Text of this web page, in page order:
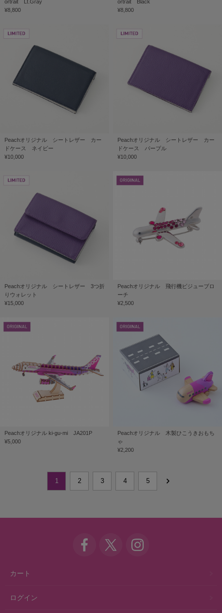
ortrait Lt.Gray
¥8,800
ortrait Black
¥8,800
Peachオリジナル シートレザー カー
ドケース ネイビー
¥10,000
Peachオリジナル シートレザー カー
ドケース パープル
¥10,000
Peachオリジナル シートレザー 3つ折
りウォレット
¥15,000
Peachオリジナル 飛行機ビジューブロ
ーチ
¥2,500
Peachオリジナル ki-gu-mi JA201P
¥5,000
Peachオリジナル 木製ひこうきおもち
ゃ
¥2,200
1 2 3 4 5
カート
ログイン